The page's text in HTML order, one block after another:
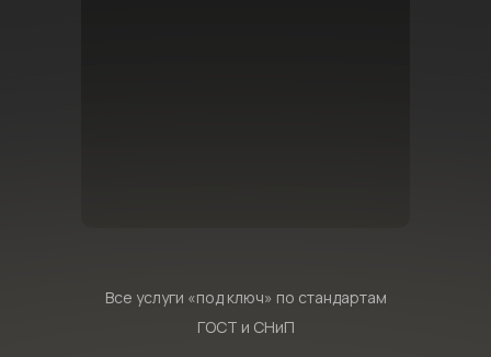
Все услуги «под ключ» по стандартам
ГОСТ и СНиП